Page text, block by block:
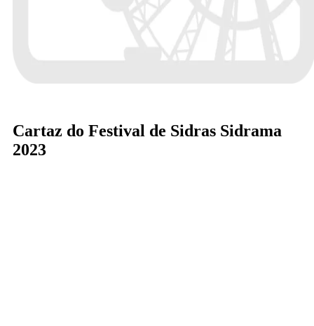
Cartaz do Festival de Sidras Sidrama
2023